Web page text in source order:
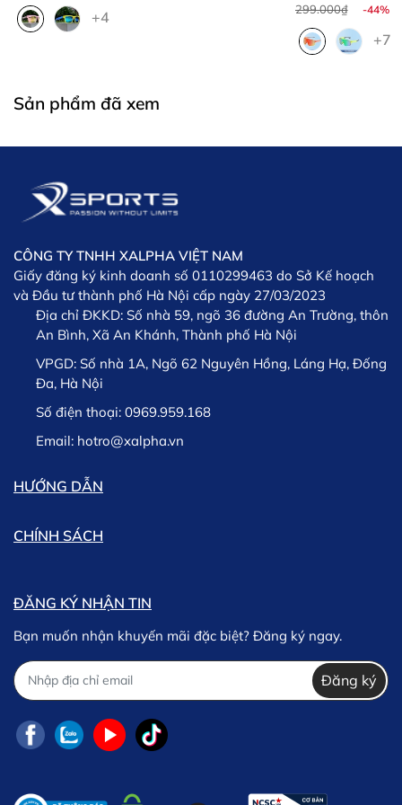
hoặc khó tìm.
Số lượng đơn hàng tăng đột biến khiến việc xử lý
giao hàng bị chậm lại hoặc đối tác vận chuyển
XSPORTS
Lưu ý: Trường hợp phát sinh chậm trễ trong việc giao
hàng chúng tôi sẽ thông tin kịp thời cho khách hàng và
chờ hàng.
xuất và chưa được sử dụng
Sản phẩm chưa qua sử dụng, chưa qua giặt ủi,
không có mùi lạ, còn nguyên tem mác và hộp đi
Khách hàng có thông tin về đơn hàng (số điện
Hàng không bị lỗi do quá trình lưu giữ, vận chuyển
* Lưu ý: Sản phẩm yêu cầu đổi trả phải còn nguyên tem
nguyên mác và trong thời gian còn bảo hành
+4
299.000₫ -44%
+7
Sản phẩm đã xem
CÔNG TY TNHH XALPHA VIỆT NAM
Giấy đăng ký kinh doanh số 0110299463 do Sở Kế hoạch
và Đầu tư thành phố Hà Nội cấp ngày 27/03/2023
Địa chỉ ĐKKD: Số nhà 59, ngõ 36 đường An Trường, thôn
An Bình, Xã An Khánh, Thành phố Hà Nội
VPGD: Số nhà 1A, Ngõ 62 Nguyên Hồng, Láng Hạ, Đống
Đa, Hà Nội
Số điện thoại: 0969.959.168
Email: hotro@xalpha.vn
HƯỚNG DẪN
CHÍNH SÁCH
ĐĂNG KÝ NHẬN TIN
Bạn muốn nhận khuyến mãi đặc biệt? Đăng ký ngay.
Đăng ký